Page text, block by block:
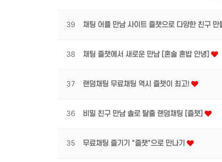
39 채팅 어플 만남 사이트 즐챗으로 다양한 친구
38 채팅 즐챗에서 새로운 만남 [혼술 혼밥 안녕]
37 랜덤채팅 무료채팅 역시 즐챗이 최고!
36 비밀 친구 만남 솔로 탈출 랜덤채팅 [즐챗]
35 무료채팅 즐기기 "즐챗"으로 만나기